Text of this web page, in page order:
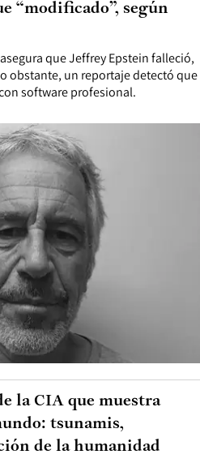
que Jeffrey Epstein falleció,
obstante, un reportaje detectó que
software profesional.
“modificado”, según
la CIA que muestra
tsunamis,
de la humanidad